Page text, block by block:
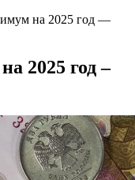
на 2025 год —
2025 год –